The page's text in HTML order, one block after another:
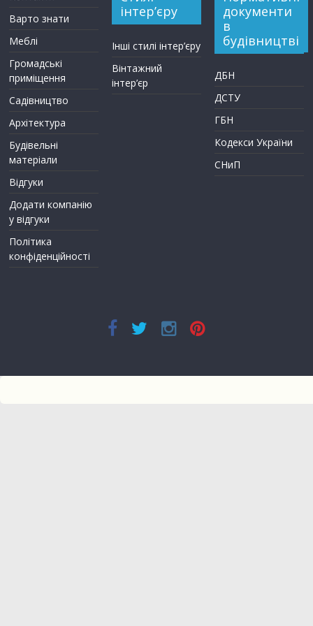
Варто знати
Меблі
Громадські
приміщення
Садівництво
Архітектура
Будівельні
матеріали
Відгуки
Додати компанію
у відгуки
Політика
конфіденційності
інтер’єру
Інші стилі інтер’єру
Вінтажний
інтер’єр
документи
в
будівництві
ДБН
ДСТУ
ГБН
Кодекси України
СНиП